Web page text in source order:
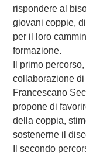
rispondere al
giovani coppie,
per il loro
formazione.
Il primo
collaborazione di
Francescano
propone di
della coppia,
sostenerne il
Il secondo